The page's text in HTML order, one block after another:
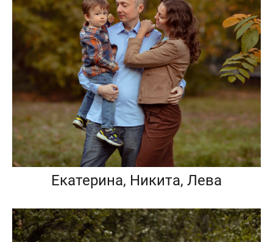
Екатерина, Никита, Лева